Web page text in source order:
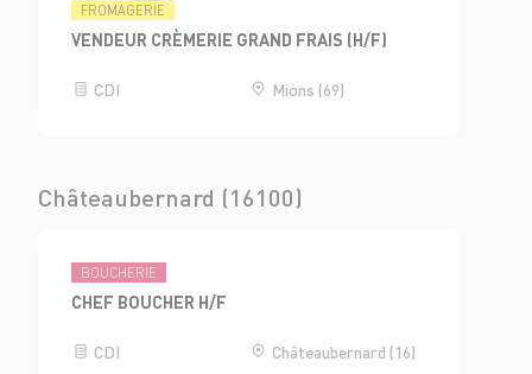
FROMAGERIE
VENDEUR CRÈMERIE GRAND FRAIS (H/F)
CDI Mions (69)
Châteaubernard (16100)
BOUCHERIE
CHEF BOUCHER H/F
CDI Châteaubernard (16)